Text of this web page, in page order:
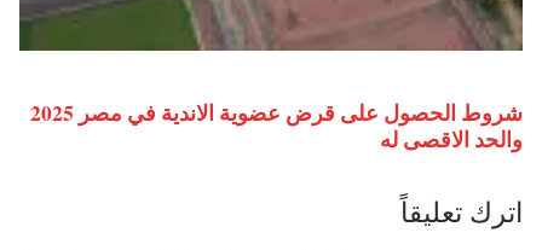
شروط الحصول على قرض عضوية الاندية في مصر 2025
والحد الاقصى له
اترك تعليقاً